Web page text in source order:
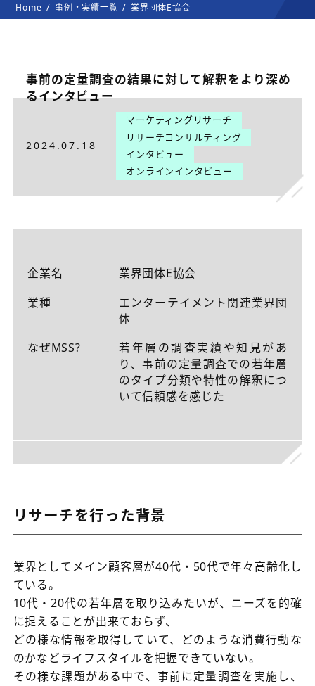
Home 事例・実績一覧 業界団体E協会
事前の定量調査の結果に対して解釈をより深め
るインタビュー
2024.07.18
マーケティングリサーチ
リサーチコンサルティング
インタビュー
オンラインインタビュー
企業名
業界団体E協会
業種
エンターテイメント関連業界団
体
なぜMSS?
若年層の調査実績や知見があ
り、事前の定量調査での若年層
のタイプ分類や特性の解釈につ
いて信頼感を感じた
リサーチを行った背景
業界としてメイン顧客層が40代・50代で年々高齢化し
ている。
10代・20代の若年層を取り込みたいが、ニーズを的確
に捉えることが出来ておらず、
どの様な情報を取得していて、どのような消費行動な
のかなどライフスタイルを把握できていない。
その様な課題がある中で、事前に定量調査を実施し、